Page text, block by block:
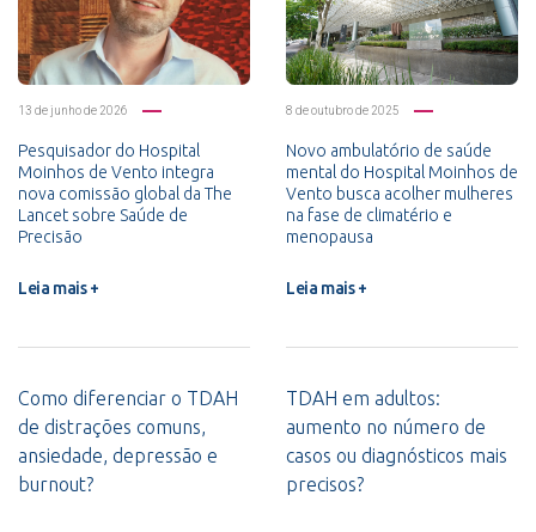
13 de junho de 2026
Pesquisador do Hospital
Moinhos de Vento integra
nova comissão global da The
Lancet sobre Saúde de
Precisão
Leia mais +
8 de outubro de 2025
Novo ambulatório de saúde
mental do Hospital Moinhos de
Vento busca acolher mulheres
na fase de climatério e
menopausa
Leia mais +
Como diferenciar o TDAH
de distrações comuns,
ansiedade, depressão e
burnout?
TDAH em adultos:
aumento no número de
casos ou diagnósticos mais
precisos?